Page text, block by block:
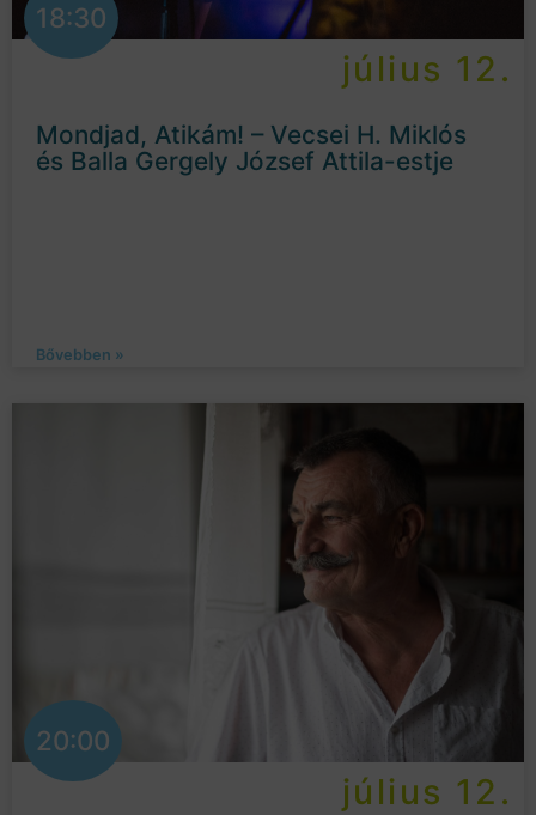
18:30
július 12.
Mondjad, Atikám! – Vecsei H. Miklós
és Balla Gergely József Attila-estje
Bővebben »
20:00
július 12.